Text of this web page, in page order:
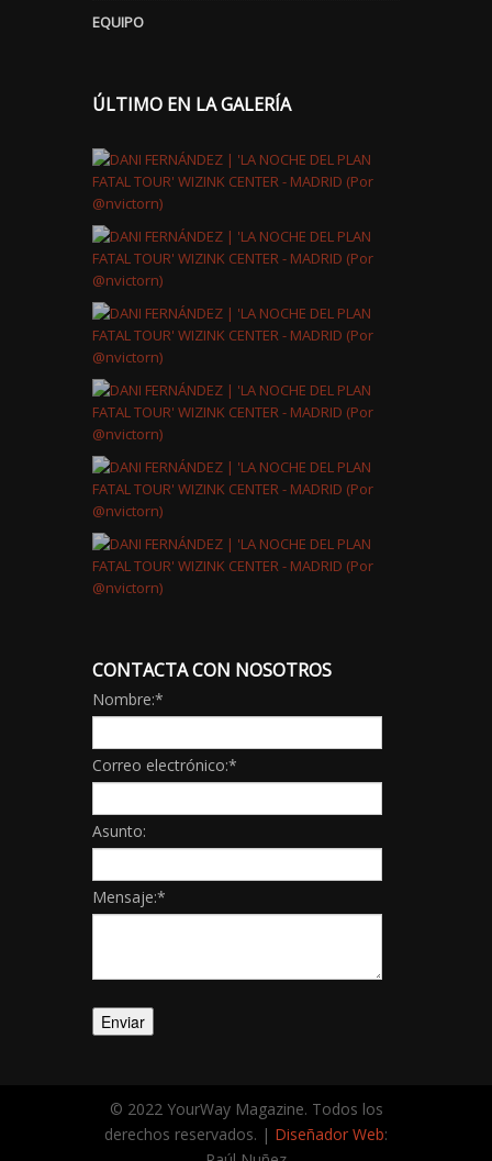
EQUIPO
ÚLTIMO EN LA GALERÍA
CONTACTA CON NOSOTROS
Nombre:*
Correo electrónico:*
Asunto:
Mensaje:*
© 2022 YourWay Magazine. Todos los
derechos reservados. | Diseñador Web: